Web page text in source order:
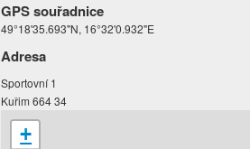
GPS souřadnice
49°18'35.693"N, 16°32'0.932"E
Adresa
Sportovní 1
Kuřim 664 34
+